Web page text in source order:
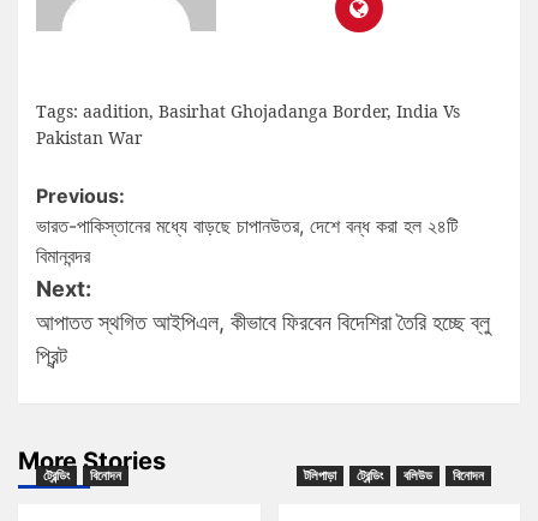
Tags: aadition, Basirhat Ghojadanga Border, India Vs
Pakistan War
Previous:
ভারত-পাকিস্তানের মধ্যে বাড়ছে চাপানউতর, দেশে বন্ধ করা হল ২৪টি
বিমানবন্দর
Next:
আপাতত স্থগিত আইপিএল, কীভাবে ফিরবেন বিদেশিরা তৈরি হচ্ছে ব্লু
প্রিন্ট
More Stories
ট্রেন্ডিং বিনোদন টলিপাড়া ট্রেন্ডিং বলিউড বিনোদন